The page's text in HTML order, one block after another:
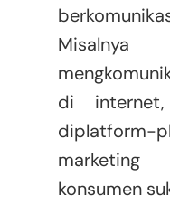
di
konsumen